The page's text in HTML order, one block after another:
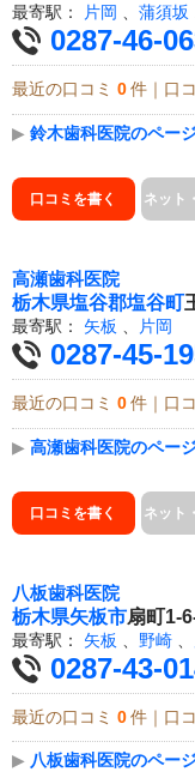
最寄駅： 片岡 蒲須坂
0287-46-
最近の口コミ 0 件｜口
▶ 鈴木歯科医院のペー
口コミを書く ネット
高瀬歯科医院
栃木県塩谷郡塩谷町
最寄駅： 矢板 片岡
0287-45-
最近の口コミ 0 件｜口
▶ 高瀬歯科医院のペー
口コミを書く ネット
八板歯科医院
栃木県矢板市扇町1-
最寄駅： 矢板 野崎
0287-43-
最近の口コミ 0 件｜口
▶ 八板歯科医院のペー